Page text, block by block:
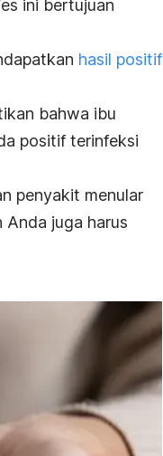
ini bertujuan
hasil positif
bahwa ibu
positif terinfeksi
penyakit menular
Anda juga harus